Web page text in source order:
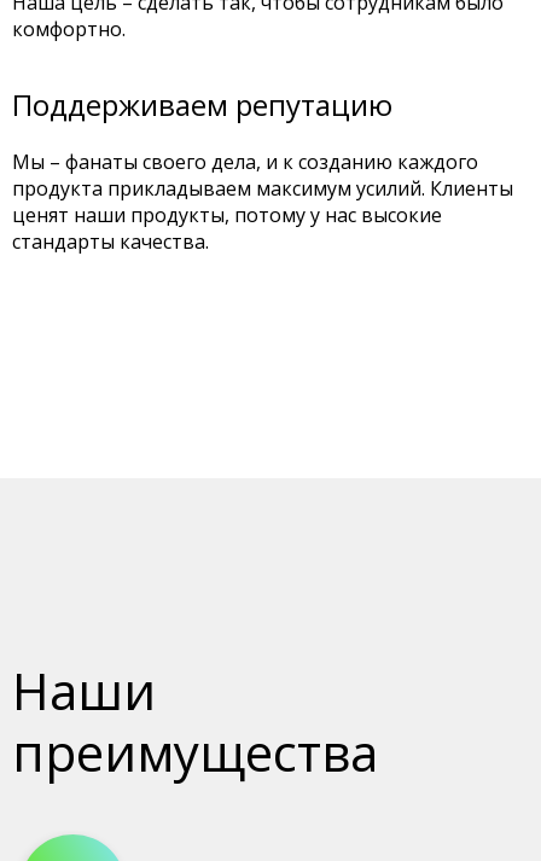
комфортно.
Поддерживаем репутацию
Мы – фанаты своего дела, и к созданию каждого
продукта прикладываем максимум усилий. Клиенты
ценят наши продукты, потому у нас высокие
стандарты качества.
Наши
преимущества